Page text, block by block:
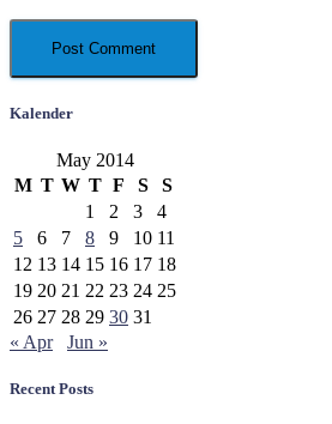
Kalender
May 2014
M T W T F S
S
1
2 3
4
5
6 7 8 9 10 11
12 13 14 15 16 17 18
19 20 21 22 23 24 25
26 27 28 29 30 31
« Apr
Jun »
Recent Posts